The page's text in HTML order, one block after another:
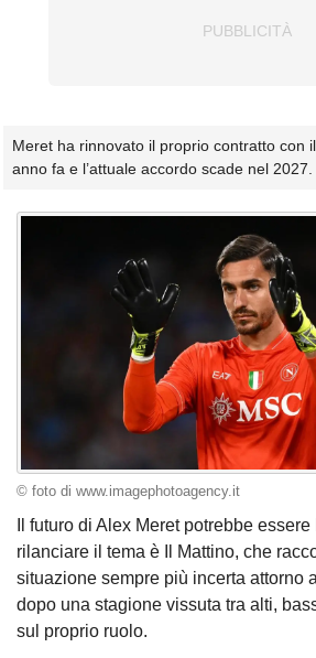
Meret ha rinnovato il proprio contratto con
anno fa e l’attuale accordo scade nel 2027.
© foto di www.imagephotoagency.it
Il futuro di Alex Meret potrebbe
rilanciare il tema è Il Mattino, che
situazione sempre più incerta attorno
dopo una stagione vissuta tra alti,
sul proprio ruolo.